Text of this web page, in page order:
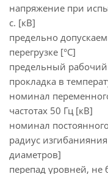
напряжение при
с. [кВ]
предельно
перегрузке [°С]
предельный
прокладка в
номинал
частотах 50 Гц [кВ]
номинал
радиус
диаметров]
перепад уровней,